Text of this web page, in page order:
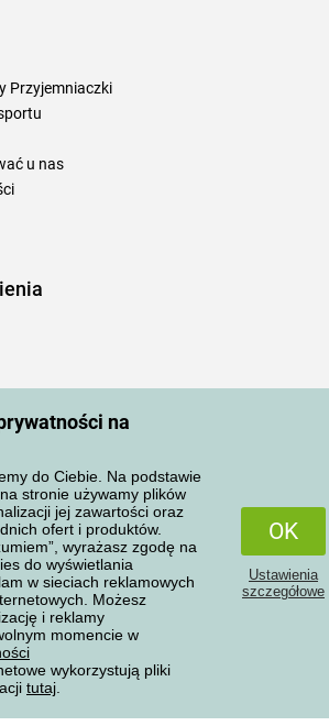
na
do Ciebie. Na podstawie
stronie używamy plików
jej zawartości oraz
ofert i produktów.
wyrażasz zgodę na
do wyświetlania
w sieciach reklamowych
Możesz
i reklamy
momencie w
wykorzystują pliki
tutaj
OK
Ustawienia
szczegółowe
Przyjemniaczki
u nas
recenzji